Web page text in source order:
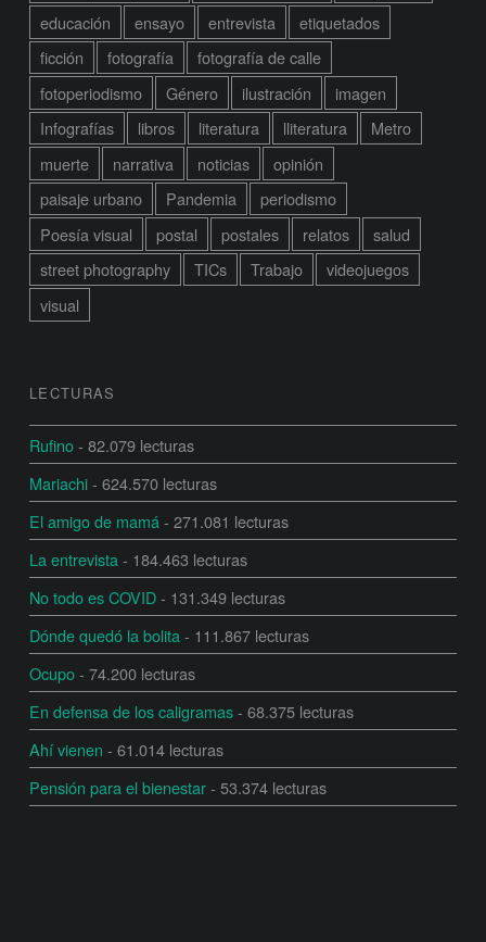
educación
ensayo entrevista
etiquetados
ficción
fotografía
fotografía de calle
fotoperiodismo
Género ilustración
imagen
Infografías
libros literatura lliteratura
Metro
muerte
narrativa noticias
opinión
paisaje urbano
Pandemia
periodismo
Poesía visual
postal postales relatos
salud
street photography
TICs Trabajo
videojuegos
visual
LECTURAS
Rufino- 82.079 lecturas
Mariachi- 624.570 lecturas
El amigo de mamá - 271.081 lecturas
La entrevista - 184.463 lecturas
No todo es COVID- 131.349 lecturas
Dónde quedó la bolita - 111.867 lecturas
Ocupo- 74.200 lecturas
En defensa de los caligramas- 68.375 lecturas
Ahí vienen - 61.014 lecturas
Pensión para el bienestar- 53.374 lecturas